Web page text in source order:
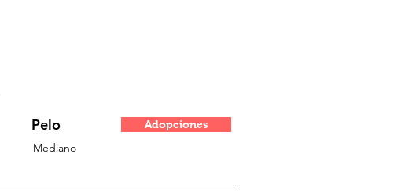
Pelo
Mediano
Adopciones